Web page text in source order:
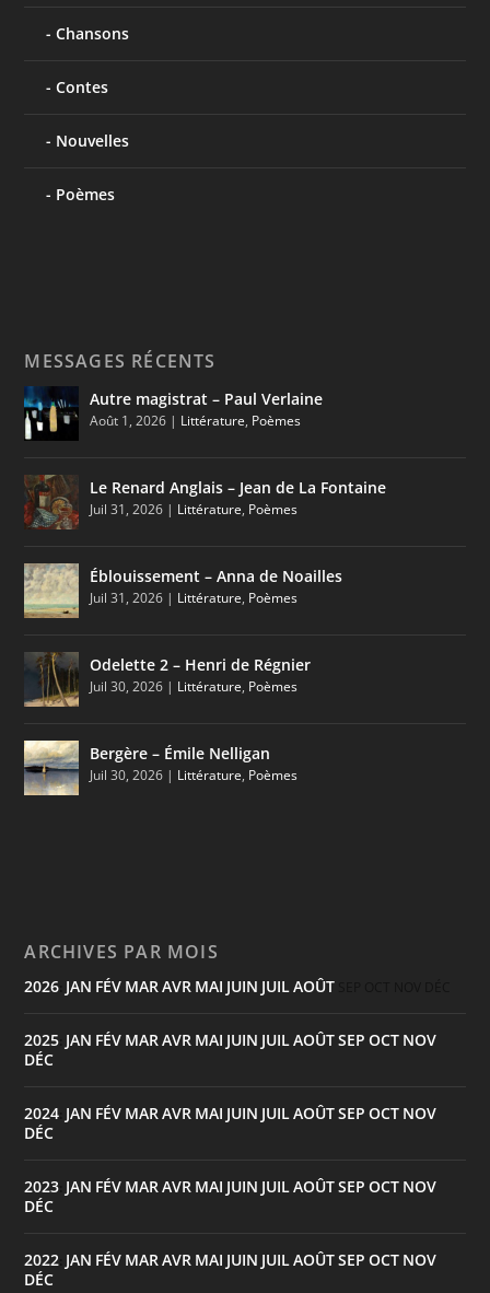
Chansons
Contes
Nouvelles
Poèmes
MESSAGES RÉCENTS
Autre magistrat – Paul Verlaine
Août 1, 2026 | Littérature, Poèmes
Le Renard Anglais – Jean de La Fontaine
Juil 31, 2026 | Littérature, Poèmes
Éblouissement – Anna de Noailles
Juil 31, 2026 | Littérature, Poèmes
Odelette 2 – Henri de Régnier
Juil 30, 2026 | Littérature, Poèmes
Bergère – Émile Nelligan
Juil 30, 2026 | Littérature, Poèmes
ARCHIVES PAR MOIS
2026 JAN FÉV MAR AVR MAI JUIN JUIL AOÛT
2025 JAN FÉV MAR AVR MAI JUIN JUIL AOÛTSEP OCT NOV
DÉC
2024 JAN FÉV MAR AVR MAI JUIN JUIL AOÛTSEP OCT NOV
DÉC
2023 JAN FÉV MAR AVR MAI JUIN JUIL AOÛTSEP OCT NOV
DÉC
2022 JAN FÉV MAR AVR MAI JUIN JUIL AOÛTSEP OCT NOV
DÉC